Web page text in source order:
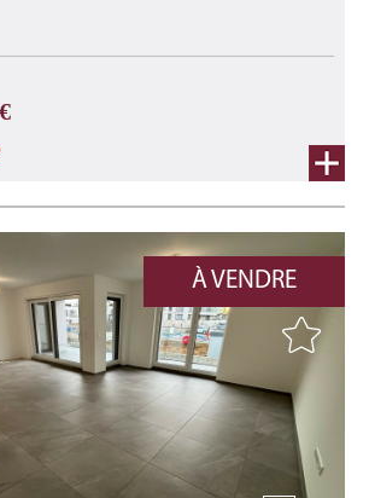
neuf d'une surface total de 107,88 m2 se
suit : une surface habitable de +/- 81,32
À VENDRE